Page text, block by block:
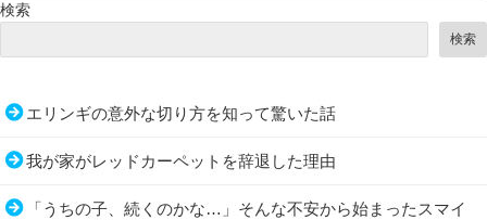
検索
検索
エリンギの意外な切り方を知って驚いた話
我が家がレッドカーペットを辞退した理由
「うちの子、続くのかな…」そんな不安から始まったスマイ